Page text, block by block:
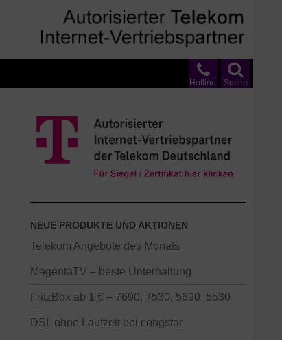
Suche
Hotline
NEUE PRODUKTE UND AKTIONEN
Telekom Angebote des Monats
MagentaTV – beste Unterhaltung
FritzBox ab 1 € – 7690, 7530, 5690, 5530
DSL ohne Laufzeit bei congstar